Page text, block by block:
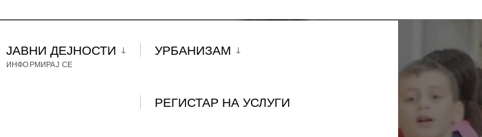
ЈАВНИ ДЕЈНОСТИ
ИНФОРМИРАЈ СЕ
УРБАНИЗАМ
РЕГИСТАР НА УСЛУГИ